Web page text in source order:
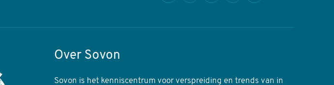
Over Sovon
Sovon is het kenniscentrum voor verspreiding en trends van in